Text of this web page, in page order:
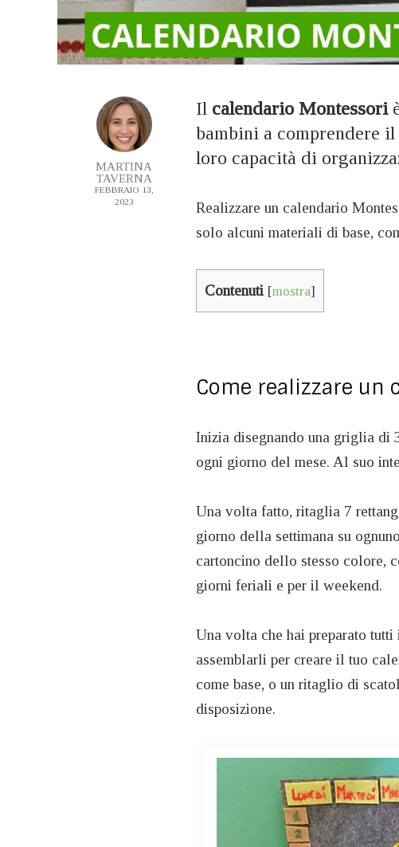
MARTINA
TAVERNA
FEBBRAIO 13,
2023
Il calendario Montessori
bambini a comprendere
loro capacità di
Realizzare un calendario
solo alcuni materiali di base,
Contenuti [mostra]
Come realizzare un
Inizia disegnando una griglia di
ogni giorno del mese. Al suo
Una volta fatto, ritaglia 7
giorno della settimana su
cartoncino dello stesso colore,
giorni feriali e per il weekend.
Una volta che hai preparato
assemblarli per creare il tuo
come base, o un ritaglio di
disposizione.